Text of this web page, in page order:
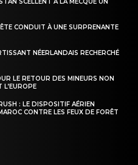
CONDUIT À UNE SURPRENANTE
NÉERLANDAIS RECHERCHÉ
LE RETOUR DES MINEURS NON
L’EUROPE
: LE DISPOSITIF AÉRIEN
CONTRE LES FEUX DE FORÊT